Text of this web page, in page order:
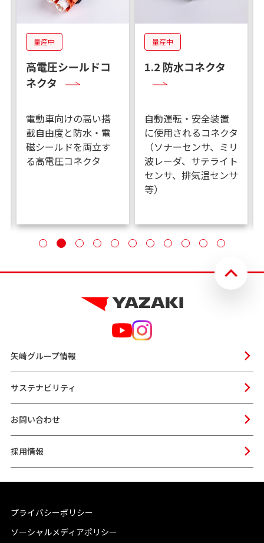
量産中
高電圧シールドコ
ネクタ
電動車向けの高い搭
載自由度と防水・電
磁シールドを両立す
る高電圧コネクタ
量産中
1.2 防水コネクタ
自動運転・安全装置
に使用されるコネクタ
（ソナーセンサ、ミリ
波レーダ、サテライト
センサ、排気温センサ
等）
矢崎グループ情報
サステナビリティ
お問い合わせ
採用情報
プライバシーポリシー
ソーシャルメディアポリシー